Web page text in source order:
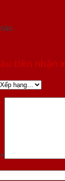
tiên nhận
*